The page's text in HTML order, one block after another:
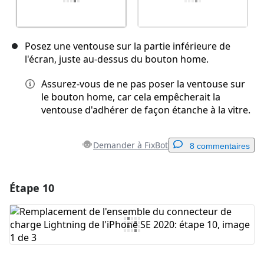
Posez une ventouse sur la partie inférieure de
l'écran, juste au-dessus du bouton home.
Assurez-vous de ne pas poser la ventouse sur
le bouton home, car cela empêcherait la
ventouse d'adhérer de façon étanche à la vitre.
Demander à FixBot 8 commentaires
Ajouter un commentaire
Étape 10